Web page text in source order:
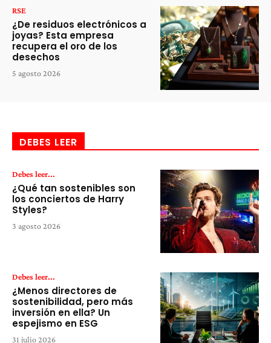
RSE
¿De residuos electrónicos a
joyas? Esta empresa
recupera el oro de los
desechos
5 agosto 2026
DEBES LEER
Debes leer...
¿Qué tan sostenibles son
los conciertos de Harry
Styles?
3 agosto 2026
Debes leer...
¿Menos directores de
sostenibilidad, pero más
inversión en ella? Un
espejismo en ESG
31 julio 2026